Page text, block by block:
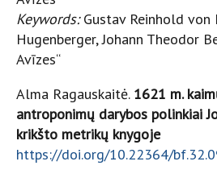
Keywords:Gustav Reinhold
Hugenberger, Johann Theodor
Avīzes“
Alma Ragauskaitė. 1621 m.
antroponimų darybos polinkiai
krikšto metrikų knygoje
https://doi.org/10.22364/